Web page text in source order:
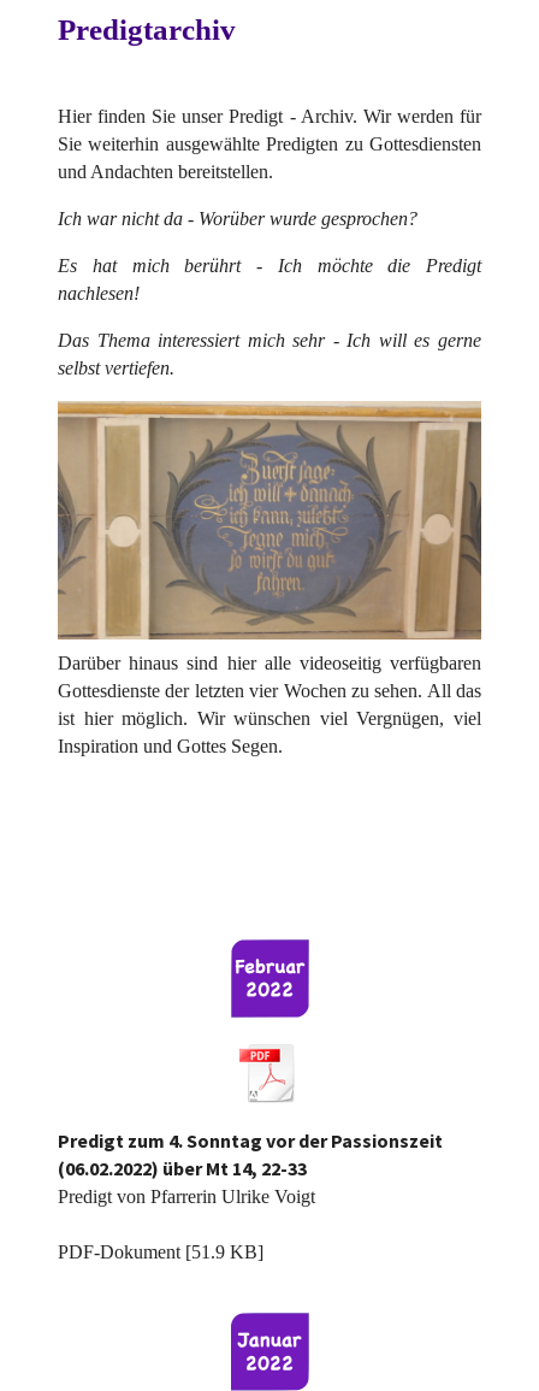
Predigtarchiv
Hier finden Sie unser Predigt - Archiv. Wir werden für
Sie weiterhin ausgewählte Predigten zu Gottesdiensten
und Andachten bereitstellen.
Ich war nicht da - Worüber wurde gesprochen?
Es hat mich berührt - Ich möchte die Predigt
nachlesen!
Das Thema interessiert mich sehr - Ich will es gerne
selbst vertiefen.
Darüber hinaus sind hier alle videoseitig verfügbaren
Gottesdienste der letzten vier Wochen zu sehen. All das
ist hier möglich. Wir wünschen viel Vergnügen, viel
Inspiration und Gottes Segen.
Predigt zum 4. Sonntag vor der Passionszeit
(06.02.2022) über Mt 14, 22-33
Predigt von Pfarrerin Ulrike Voigt
PDF-Dokument [51.9 KB]